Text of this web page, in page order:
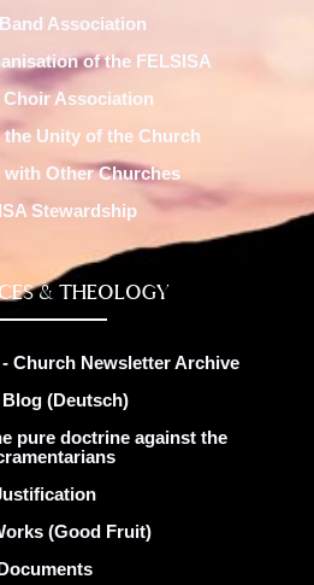
Association
of the FELSISA
Association
the Unity of the Church
with Other Churches
Stewardship
& THEOLOGY
Church Newsletter Archive
(Deutsch)
pure doctrine against the
(Good Fruit)